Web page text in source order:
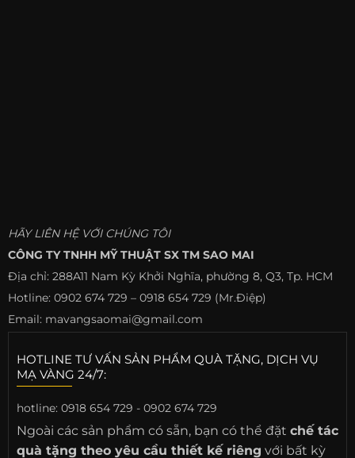
HÃY LIÊN HỆ VỚI CHÚNG TÔI
CÔNG TY TNHH MỸ THUẬT SX TM SAO MAI
Địa chỉ: 288A11 Nam Kỳ Khởi Nghĩa, phường 8, Q3, Tp. HCM
Hotline: 0902 674 729 – 0918 654 729 (Mr.Điệp)
Email: mavangsaomai@gmail.com
HOTLINE TƯ VẤN SẢN PHẨM QUÀ TẶNG, DỊCH VỤ
MẠ VÀNG 24/7:
hotline: 0918 654 729 - 0902 674 729
Ngoài các sản phẩm có sẵn, bạn có thể đặt chế tác
quà tặng theo yêu cầu thiết kế riêng với bất kỳ